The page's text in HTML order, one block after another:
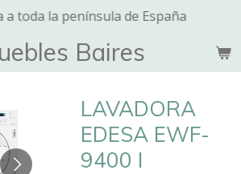
Baires
a toda la península de España
LAVADORA
EDESA EWF-
9400 I